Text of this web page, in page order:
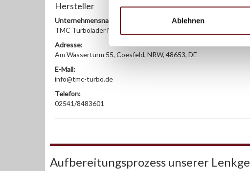
Ablehnen
Hersteller
Unternehmensname:
TMC Turbolader Manufaktur Coesfeld
Adresse:
Am Wasserturm 55, Coesfeld, NRW, 48653, DE
E-Mail:
info@tmc-turbo.de
Telefon:
02541/8483601
Aufbereitungsprozess unserer